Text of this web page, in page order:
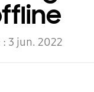
: 3 jun. 2022